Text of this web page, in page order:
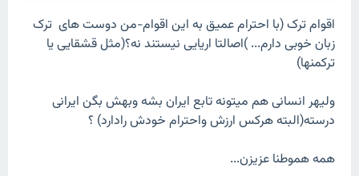
اقوام ترک (با احترام عمیق به این اقوام-من دوست های ترک
زبان خوبی دارم... )اصالتا اریایی نیستند نه؟(مثل قشقایی یا
ترکمنها)
ولیهر انسانی هم میتونه تابع ایران بشه وبهش بگن ایرانی
درسته(البته هرکس ارزش واحترام خودش رادارد) ؟
همه هموطنا عزیزن...